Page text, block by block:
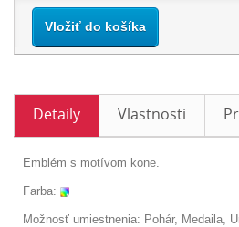
Vložiť do košíka
Detaily Vlastnosti
Emblém s motívom kone.
Farba:
Možnosť umiestnenia: Pohár, Medaila,